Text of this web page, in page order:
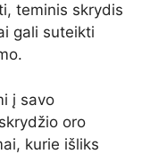
teminis skrydis
gali suteikti
į savo
oro
kurie išliks